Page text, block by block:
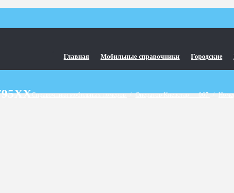
Главная Мобильные справочники Городские
Справочники мобильных номеров / Оператор Киевстар — 067 /